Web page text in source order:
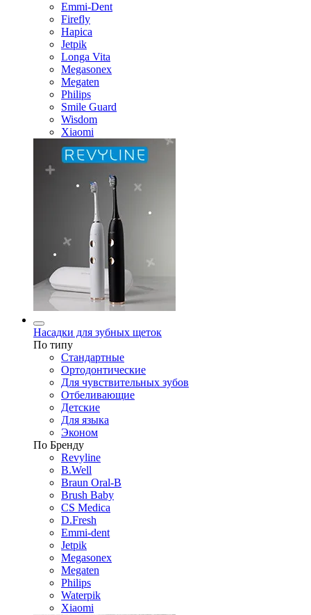
Emmi-Dent
Firefly
Hapica
Jetpik
Longa Vita
Megasonex
Megaten
Philips
Smile Guard
Wisdom
Xiaomi
Насадки для зубных щеток
По типу
Стандартные
Ортодонтические
Для чувствительных зубов
Отбеливающие
Детские
Для языка
Эконом
По Бренду
Revyline
B.Well
Braun Oral-B
Brush Baby
CS Medica
D.Fresh
Emmi-dent
Jetpik
Megasonex
Megaten
Philips
Waterpik
Xiaomi